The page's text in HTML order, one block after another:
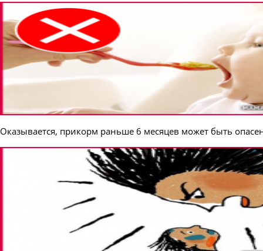
Оказывается, прикорм раньше 6 месяцев может быть